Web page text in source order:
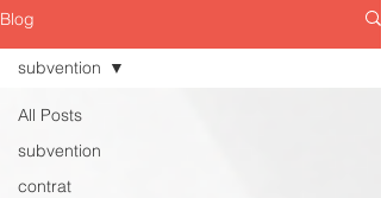
Blog
All Posts
subvention
contrat
subvention